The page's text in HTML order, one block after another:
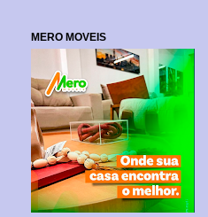
MERO MOVEIS